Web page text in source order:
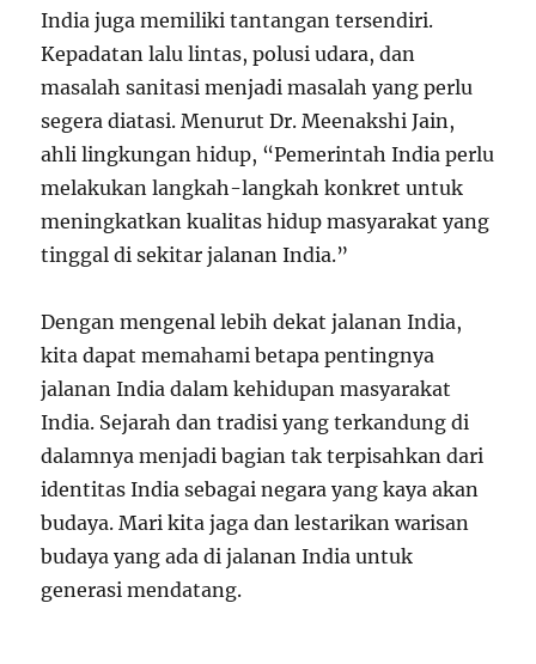
India juga memiliki tantangan tersendiri.
Kepadatan lalu lintas, polusi udara, dan
masalah sanitasi menjadi masalah yang perlu
segera diatasi. Menurut Dr. Meenakshi Jain,
ahli lingkungan hidup, “Pemerintah India perlu
melakukan langkah-langkah konkret untuk
meningkatkan kualitas hidup masyarakat yang
tinggal di sekitar jalanan India.”
Dengan mengenal lebih dekat jalanan India,
kita dapat memahami betapa pentingnya
jalanan India dalam kehidupan masyarakat
India. Sejarah dan tradisi yang terkandung di
dalamnya menjadi bagian tak terpisahkan dari
identitas India sebagai negara yang kaya akan
budaya. Mari kita jaga dan lestarikan warisan
budaya yang ada di jalanan India untuk
generasi mendatang.